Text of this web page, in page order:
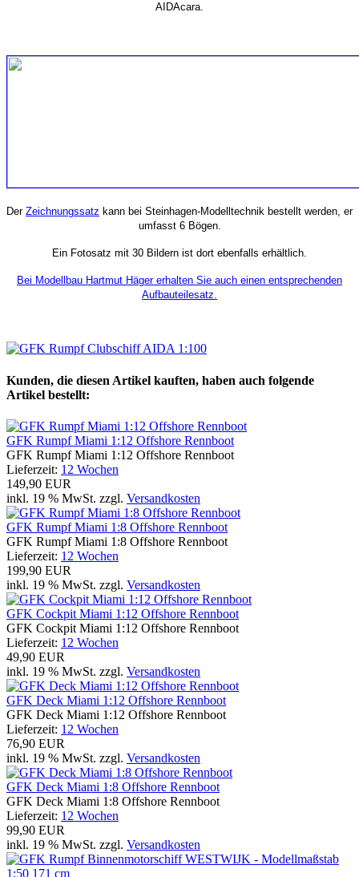
AIDAcara.
Der Zeichnungssatz kann bei Steinhagen-Modelltechnik bestellt werden, er
umfasst 6 Bögen.
Ein Fotosatz mit 30 Bildern ist dort ebenfalls erhältlich.
Bei Modellbau Hartmut Häger erhalten Sie auch einen entsprechenden
Aufbauteilesatz.
Kunden, die diesen Artikel kauften, haben auch folgende
Artikel bestellt:
GFK Rumpf Miami 1:12 Offshore Rennboot
GFK Rumpf Miami 1:12 Offshore Rennboot
Lieferzeit: 12 Wochen
149,90 EUR
inkl. 19 % MwSt. zzgl. Versandkosten
GFK Rumpf Miami 1:8 Offshore Rennboot
GFK Rumpf Miami 1:8 Offshore Rennboot
Lieferzeit: 12 Wochen
199,90 EUR
inkl. 19 % MwSt. zzgl. Versandkosten
GFK Cockpit Miami 1:12 Offshore Rennboot
GFK Cockpit Miami 1:12 Offshore Rennboot
Lieferzeit: 12 Wochen
49,90 EUR
inkl. 19 % MwSt. zzgl. Versandkosten
GFK Deck Miami 1:12 Offshore Rennboot
GFK Deck Miami 1:12 Offshore Rennboot
Lieferzeit: 12 Wochen
76,90 EUR
inkl. 19 % MwSt. zzgl. Versandkosten
GFK Deck Miami 1:8 Offshore Rennboot
GFK Deck Miami 1:8 Offshore Rennboot
Lieferzeit: 12 Wochen
99,90 EUR
inkl. 19 % MwSt. zzgl. Versandkosten